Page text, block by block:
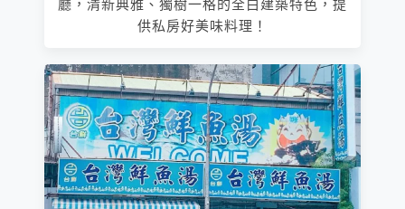
廳，清新典雅、獨樹一格的全白建築特色，提
供私房好美味料理！